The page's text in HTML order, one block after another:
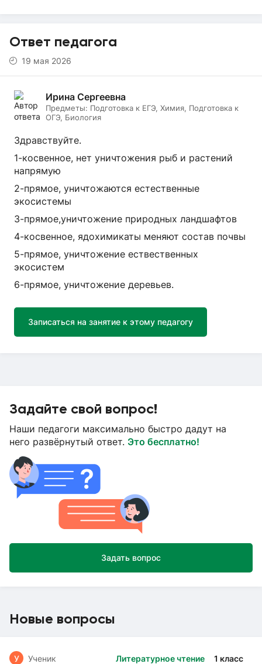
Ответ педагога
19 мая 2026
Ирина Сергеевна
Предметы: Подготовка к ЕГЭ, Химия, Подготовка к
ОГЭ, Биология
Здравствуйте.
1-косвенное, нет уничтожения рыб и растений
напрямую
2-прямое, уничтожаются естественные
экосистемы
3-прямое,уничтожение природных ландшафтов
4-косвенное, ядохимикаты меняют состав почвы
5-прямое, уничтожение ествественных
экосистем
6-прямое, уничтожение деревьев.
Записаться на занятие к этому педагогу
Задайте свой вопрос!
Наши педагоги максимально быстро дадут на
него развёрнутый ответ. Это бесплатно!
Задать вопрос
Новые вопросы
Литературное чтение 1 класс
У Ученик